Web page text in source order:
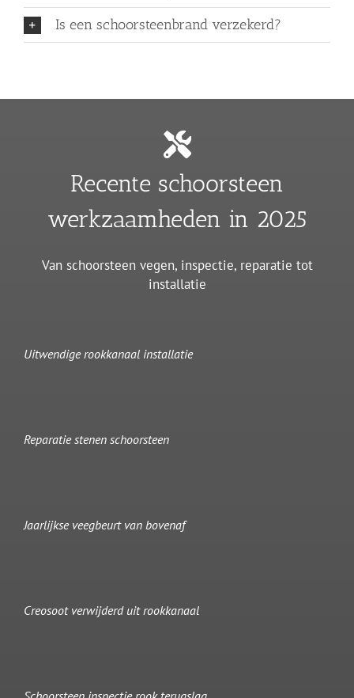
Is een schoorsteenbrand verzekerd?
Recente schoorsteen
werkzaamheden in 2025
Van schoorsteen vegen, inspectie, reparatie tot
installatie
Uitwendige rookkanaal installatie
Reparatie stenen schoorsteen
Jaarlijkse veegbeurt van bovenaf
Creosoot verwijderd uit rookkanaal